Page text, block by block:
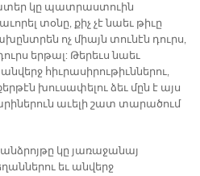
կը պատրաստուին
տօնը, քիչ չէ նաեւ թիւը
ոչ միայն տունէն դուրս,
երթալ: Թերեւս նաեւ
հիւրասիրութիւններու,
խուսափելու ձեւ մըն է այս
աւելի շատ տարածում
կը յառաջանայ
եւ անվերջ